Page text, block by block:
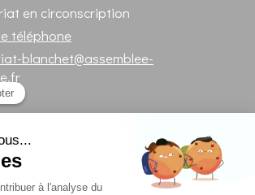
en circonscription
téléphone
blanchet@assemblee-
votre Député sur les
réseaux sociaux